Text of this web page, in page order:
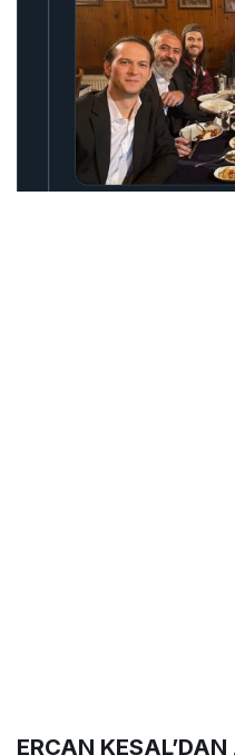
ERCAN